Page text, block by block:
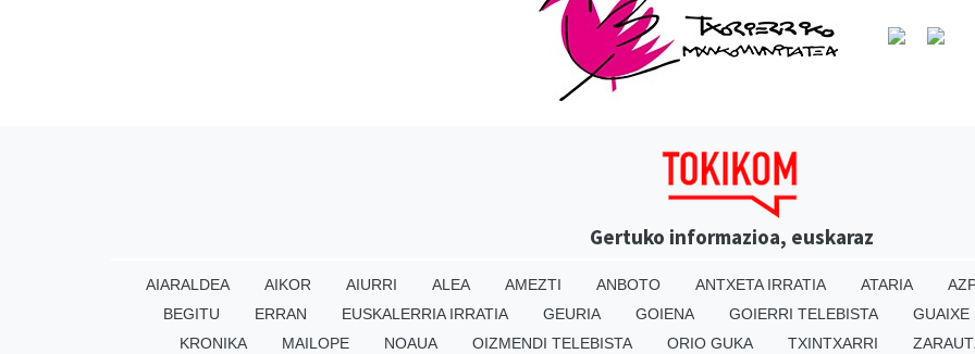
Gertuko informazioa, euskaraz
AIARALDEA AIKOR AIURRI ALEA AMEZTI ANBOTO ANTXETA IRRATIA ATARIA
BEGITU
ERRAN EUSKALERRIA IRRATIA GEURIA GOIENA GOIERRI TELEBISTA GUAIXE
KRONIKA
MAILOPE NOAUA OIZMENDI TELEBISTA ORIO GUKA TXINTXARRI